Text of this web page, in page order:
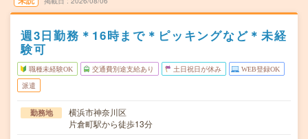
週3日勤務＊16時まで＊ピッキングなど＊未経
験可
職種未経験OK 交通費別途支給あり 土日祝日が休み WEB登録OK
派遣
勤務地
横浜市神奈川区
片倉町駅から徒歩13分